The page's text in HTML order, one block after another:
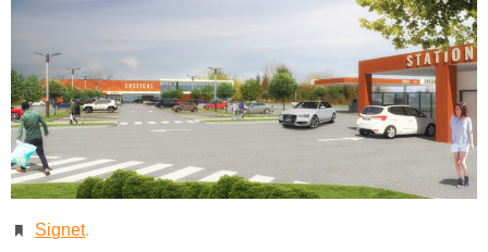
Signet.